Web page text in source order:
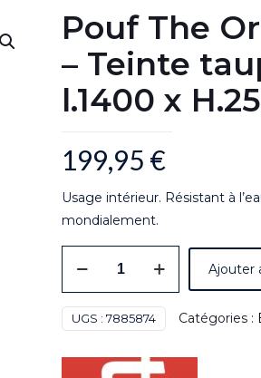
Pouf The
– Teinte
l.1400 x
199,95 €
Usage intérieur. Résistant à
mondialement.
The
Stonewahed
Ajouter
UGS : 7885874 Catégories :